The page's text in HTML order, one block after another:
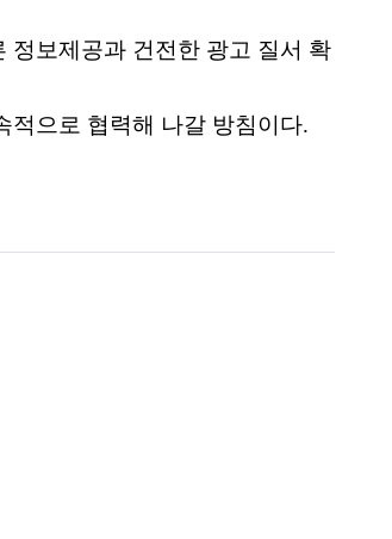
정보제공과 건전한 광고 질서 확
적으로 협력해 나갈 방침이다.